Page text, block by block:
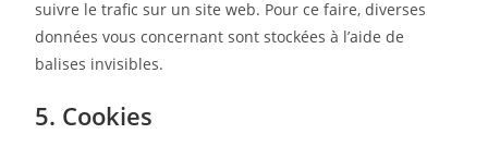
suivre le trafic sur un site web. Pour ce faire, diverses
données vous concernant sont stockées à l’aide de
balises invisibles.
5. Cookies